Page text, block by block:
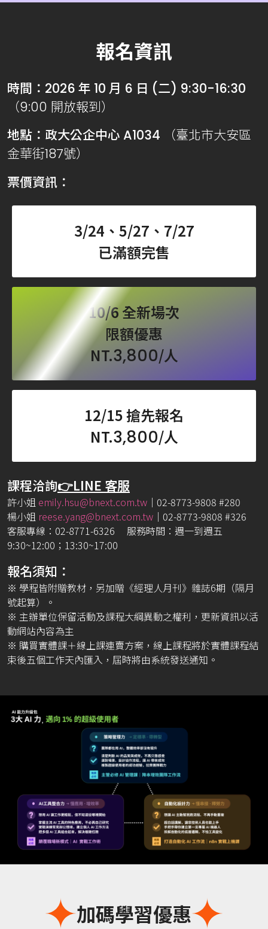
報名資訊
時間：2026 年 10 月 6 日 (二) 9:30-16:30
（9:00 開放報到）
地點：政大公企中心 A1034
（臺北市大安區
金華街187號）
票價資訊：
3/24、5/27、7/27
已滿額完售
10/6 全新場次
限額優惠
NT.3,800/人
12/15 搶先報名
NT.3,800/人
課程洽詢👉LINE 客服
許小姐 emily.hsu@bnext.com.tw ｜02-8773-9808 #280
楊小姐 reese.yang@bnext.com.tw ｜02-8773-9808 #326
客服專線：02-8771-6326 服務時間：週一到週五
9:30~12:00；13:30~17:00
報名須知：
※ 學程皆附贈教材，另加贈《經理人月刊》雜誌6期（隔月
號起算）。
※ 主辦單位保留活動及課程大綱異動之權利，更新資訊以活
動網站內容為主
※ 購買實體課＋線上課連賣方案，線上課程將於實體課程結
束後五個工作天內匯入，屆時將由系統發送通知。
加碼學習優惠